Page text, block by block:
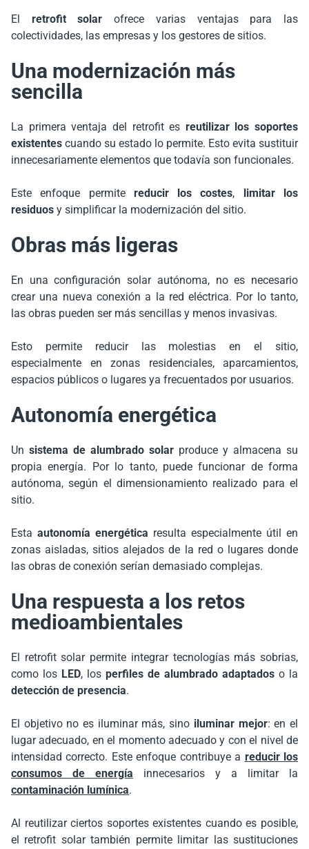
El retrofit solar ofrece varias ventajas para las
colectividades, las empresas y los gestores de sitios.
Una modernización más
sencilla
La primera ventaja del retrofit es reutilizar los soportes
existentes cuando su estado lo permite. Esto evita sustituir
innecesariamente elementos que todavía son funcionales.
Este enfoque permite reducir los costes,
limitar los
residuos y simplificar la modernización del sitio.
Obras más ligeras
En una configuración solar autónoma, no es necesario
crear una nueva conexión a la red eléctrica. Por lo tanto,
las obras pueden ser más sencillas y menos invasivas.
Esto permite reducir las molestias en el sitio,
especialmente en zonas residenciales, aparcamientos,
espacios públicos o lugares ya frecuentados por usuarios.
Autonomía energética
Un sistema de alumbrado solar produce y almacena su
propia energía. Por lo tanto, puede funcionar de forma
autónoma, según el dimensionamiento realizado para el
sitio.
Esta autonomía energética resulta especialmente útil en
zonas aisladas, sitios alejados de la red o lugares donde
las obras de conexión serían demasiado complejas.
Una respuesta a los retos
medioambientales
El retrofit solar permite integrar tecnologías más sobrias,
como los LED, los perfiles de alumbrado adaptados o la
detección de presencia.
El objetivo no es iluminar más, sino iluminar mejor: en el
lugar adecuado, en el momento adecuado y con el nivel de
intensidad correcto. Este enfoque contribuye a reducir los
consumos de energía innecesarios y a limitar la
contaminación lumínica.
Al reutilizar ciertos soportes existentes cuando es posible,
el retrofit solar también permite limitar las sustituciones